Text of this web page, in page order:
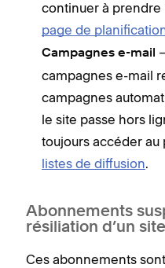
continuer à prendre
page de
Campagnes e-mail
campagnes e-mail
campagnes
le site passe hors
toujours accéder au
listes de diffusion.
Abonnements
résiliation d’un site
Ces abonnements